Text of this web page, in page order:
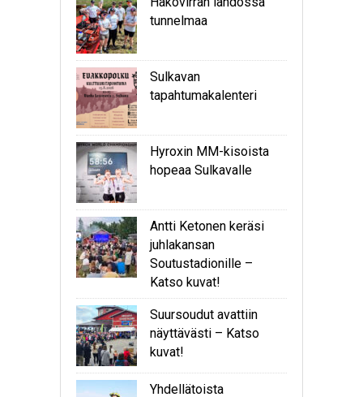
tunnelmaa
Sulkavan
tapahtumakalenteri
Hyroxin MM-kisoista
hopeaa Sulkavalle
Antti Ketonen keräsi
juhlakansan
Soutustadionille –
Katso kuvat!
Suursoudut avattiin
näyttävästi – Katso
kuvat!
Yhdellätoista